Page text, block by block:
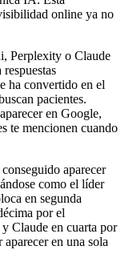
online ya no
Perplexity o Claude
ha convertido en el
pacientes.
en Google,
te mencionen cuando
aparecer
como el líder
en segunda
por el
Claude en cuarta por
en una sola